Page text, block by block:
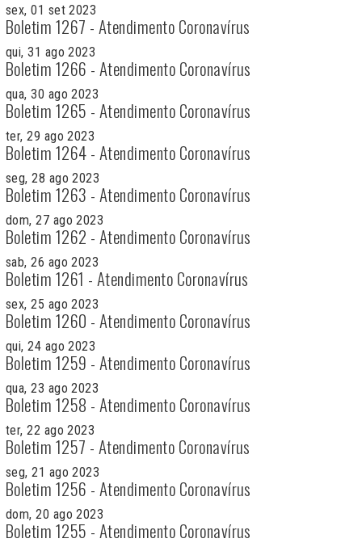
sex, 01 set 2023
Boletim 1267 - Atendimento Coronavírus
qui, 31 ago 2023
Boletim 1266 - Atendimento Coronavírus
qua, 30 ago 2023
Boletim 1265 - Atendimento Coronavírus
ter, 29 ago 2023
Boletim 1264 - Atendimento Coronavírus
seg, 28 ago 2023
Boletim 1263 - Atendimento Coronavírus
dom, 27 ago 2023
Boletim 1262 - Atendimento Coronavírus
sab, 26 ago 2023
Boletim 1261 - Atendimento Coronavírus
sex, 25 ago 2023
Boletim 1260 - Atendimento Coronavírus
qui, 24 ago 2023
Boletim 1259 - Atendimento Coronavírus
qua, 23 ago 2023
Boletim 1258 - Atendimento Coronavírus
ter, 22 ago 2023
Boletim 1257 - Atendimento Coronavírus
seg, 21 ago 2023
Boletim 1256 - Atendimento Coronavírus
dom, 20 ago 2023
Boletim 1255 - Atendimento Coronavírus